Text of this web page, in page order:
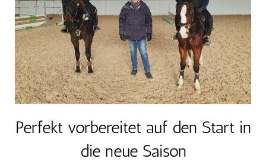
Perfekt vorbereitet auf den Start in
die neue Saison